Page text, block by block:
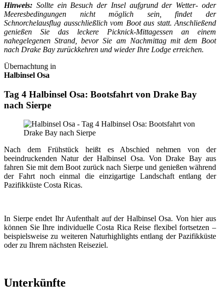
Hinweis: Sollte ein Besuch der Insel aufgrund der Wetter- oder
Meeresbedingungen nicht möglich sein, findet der
Schnorchelausflug ausschließlich vom Boot aus statt. Anschließend
genießen Sie das leckere Picknick-Mittagessen an einem
nahegelegenen Strand, bevor Sie am Nachmittag mit dem Boot
nach Drake Bay zurückkehren und wieder Ihre Lodge erreichen.
Übernachtung in
Halbinsel Osa
Tag 4 Halbinsel Osa: Bootsfahrt von Drake Bay
nach Sierpe
Nach dem Frühstück heißt es Abschied nehmen von der
beeindruckenden Natur der Halbinsel Osa. Von Drake Bay aus
fahren Sie mit dem Boot zurück nach Sierpe und genießen während
der Fahrt noch einmal die einzigartige Landschaft entlang der
Pazifikküste Costa Ricas.
In Sierpe endet Ihr Aufenthalt auf der Halbinsel Osa. Von hier aus
können Sie Ihre individuelle Costa Rica Reise flexibel fortsetzen –
beispielsweise zu weiteren Naturhighlights entlang der Pazifikküste
oder zu Ihrem nächsten Reiseziel.
Unterkünfte